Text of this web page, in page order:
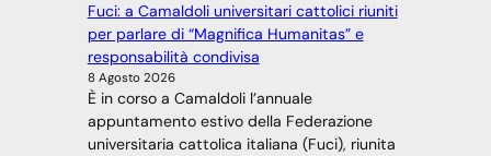
Fuci: a Camaldoli universitari cattolici riuniti
per parlare di “Magnifica Humanitas” e
responsabilità condivisa
8 Agosto 2026
È in corso a Camaldoli l’annuale
appuntamento estivo della Federazione
universitaria cattolica italiana (Fuci), riunita